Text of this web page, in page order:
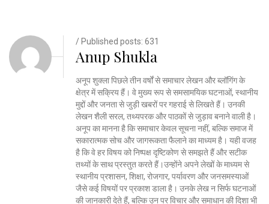
/ Published posts: 631
Anup Shukla
अनूप शुक्ला पिछले तीन वर्षों से समाचार लेखन और ब्लॉगिंग के
क्षेत्र में सक्रिय हैं। वे मुख्य रूप से समसामयिक घटनाओं, स्थानीय
मुद्दों और जनता से जुड़ी खबरों पर गहराई से लिखते हैं। उनकी
लेखन शैली सरल, तथ्यपरक और पाठकों से जुड़ाव बनाने वाली है।
अनूप का मानना है कि समाचार केवल सूचना नहीं, बल्कि समाज में
सकारात्मक सोच और जागरूकता फैलाने का माध्यम है। यही वजह
है कि वे हर विषय को निष्पक्ष दृष्टिकोण से समझते हैं और सटीक
तथ्यों के साथ प्रस्तुत करते हैं।उन्होंने अपने लेखों के माध्यम से
स्थानीय प्रशासन, शिक्षा, रोजगार, पर्यावरण और जनसमस्याओं
जैसे कई विषयों पर प्रकाश डाला है। उनके लेख न सिर्फ घटनाओं
की जानकारी देते हैं, बल्कि उन पर विचार और समाधान की दिशा भी